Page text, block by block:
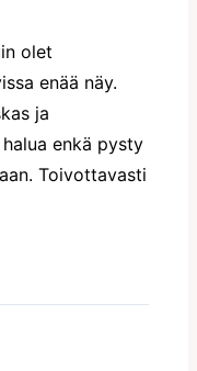
olet
enää näy.
ja
enkä pysty
Toivottavasti